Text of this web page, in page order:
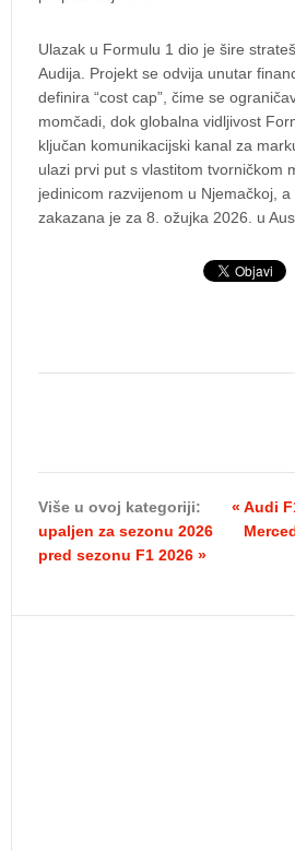
Ulazak u Formulu 1 dio je šire
Audija. Projekt se odvija unutar
definira “cost cap”, čime se
momčadi, dok globalna vidljivost
ključan komunikacijski kanal za
ulazi prvi put s vlastitom tvorničkom
jedinicom razvijenom u Njemačkoj,
zakazana je za 8. ožujka 2026. u
Više u ovoj kategoriji:
« Audi
upaljen za sezonu 2026
pred sezonu F1 2026 »